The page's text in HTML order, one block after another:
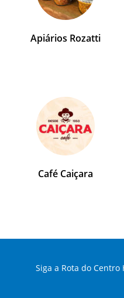
Apiários Rozatti
Café Caiçara
Siga a Rota do